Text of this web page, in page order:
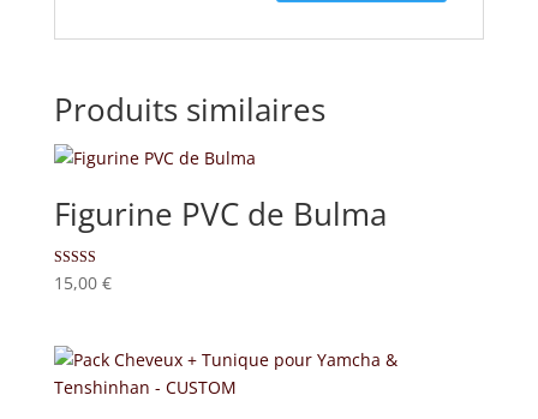
Produits similaires
Figurine PVC de Bulma
Note
5.00
15,00 €